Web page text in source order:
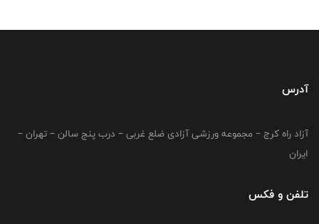
آدرس
آزاد راه کرج – مجموعه ورزشی آزادی ضلع غربی – درب پنج سالن – تهران –
ایران
تلفن و فکس